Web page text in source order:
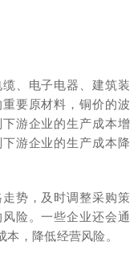
、电子电器、建筑装
要原材料，铜价的波
游企业的生产成本增
游企业的生产成本降
势，及时调整采购策
险。一些企业还会通
，降低经营风险。